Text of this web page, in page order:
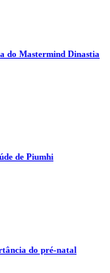
do Mastermind Dinastia
de Piumhi
do pré-natal